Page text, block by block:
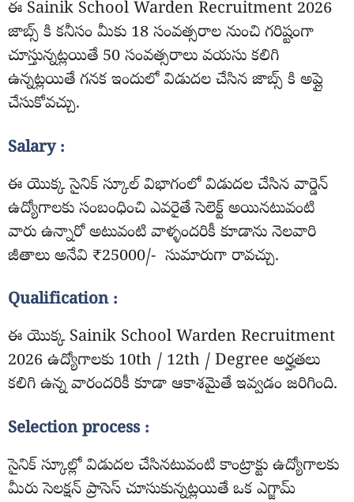
ఈ Sainik School Warden Recruitment 2026
జాబ్స్ కి కనీసం మీకు 18 సంవత్సరాల నుంచి గరిష్టంగా
చూస్తున్నట్లయితే 50 సంవత్సరాలు వయసు కలిగి
ఉన్నట్లయితే గనక ఇందులో విడుదల చేసిన జాబ్స్ కి అప్లై
చేసుకోవచ్చు.
Salary :
ఈ యొక్క సైనిక్ స్కూల్ విభాగంలో విడుదల చేసిన వార్డెన్
ఉద్యోగాలకు సంబంధించి ఎవరైతే సెలెక్ట్ అయినటువంటి
వారు ఉన్నారో అటువంటి వాళ్ళందరికీ కూడాను నెలవారి
జీతాలు అనేవి ₹25000/- సుమారుగా రావచ్చు.
Qualification :
ఈ యొక్క Sainik School Warden Recruitment
2026 ఉద్యోగాలకు 10th / 12th / Degree అర్హతలు
కలిగి ఉన్న వారందరికీ కూడా ఆకాశమైతే ఇవ్వడం జరిగింది.
Selection process :
సైనిక్ స్కూల్లో విడుదల చేసినటువంటి కాంట్రాక్టు ఉద్యోగాలకు
మీరు సెలక్షన్ ప్రాసెస్ చూసుకున్నట్లయితే ఒక ఎగ్జామ్